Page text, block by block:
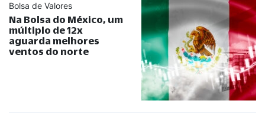
Bolsa de Valores
Na Bolsa do México, um
múltiplo de 12x
aguarda melhores
ventos do norte